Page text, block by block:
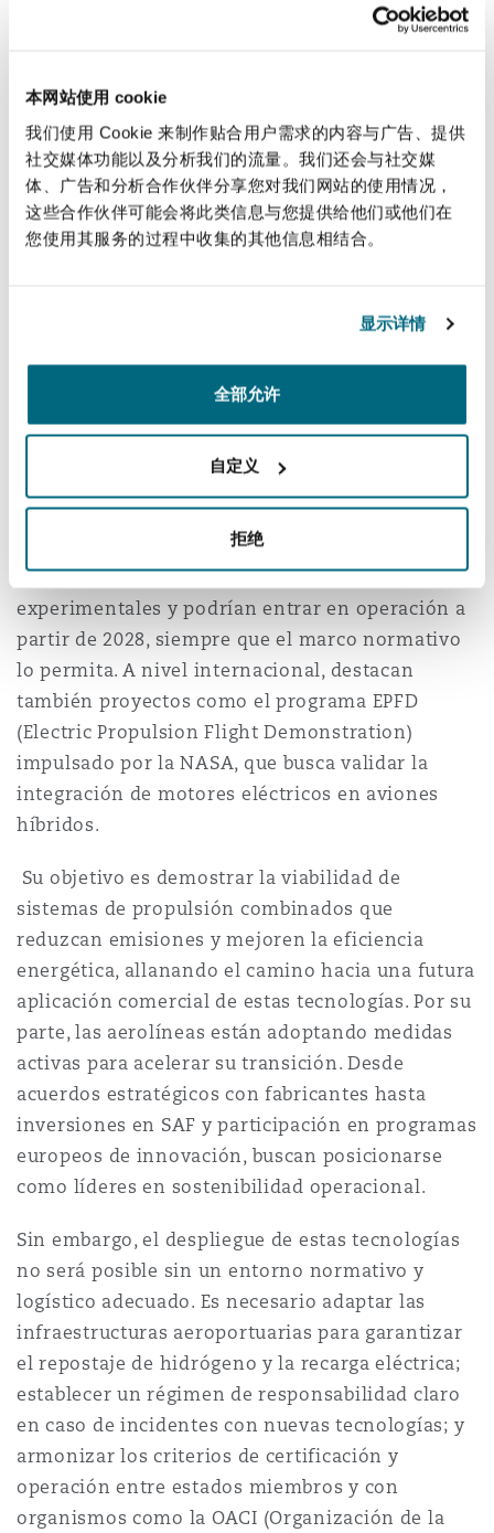
本网站使用 cookie
我们使用 Cookie 来制作贴合用户需求的内容与广告、提供
社交媒体功能以及分析我们的流量。我们还会与社交媒
体、广告和分析合作伙伴分享您对我们网站的使用情况，
这些合作伙伴可能会将此类信息与您提供给他们或他们在
您使用其服务的过程中收集的其他信息相结合。
显示详情
全部允许
自定义
拒绝
En paralelo a la evolución regulatoria, la
industria aeronáutica está impulsando
iniciativas concretas orientadas a la propulsión
por hidrógeno. Algunos fabricantes ya trabajan
en el desarrollo de aeronaves comerciales con
este tipo de tecnología, con el objetivo de
almacenamiento criogénico y arquitectura de
sistemas resultan significativos y servirán de
base para futuras certificaciones.
En el ámbito de la aviación regional, algunas
propulsión híbrida y eléctrica, especialmente
pensados para rutas cortas. Algunas de estas
aeronaves ya han completado vuelos
experimentales y podrían entrar en operación a
partir de 2028, siempre que el marco normativo
lo permita. A nivel internacional, destacan
también proyectos como el programa EPFD
(Electric Propulsion Flight Demonstration)
impulsado por la NASA, que busca validar la
integración de motores eléctricos en aviones
híbridos.
Su objetivo es demostrar la viabilidad de
sistemas de propulsión combinados que
reduzcan emisiones y mejoren la eficiencia
energética, allanando el camino hacia una futura
aplicación comercial de estas tecnologías. Por su
parte, las aerolíneas están adoptando medidas
activas para acelerar su transición. Desde
acuerdos estratégicos con fabricantes hasta
inversiones en SAF y participación en programas
europeos de innovación, buscan posicionarse
como líderes en sostenibilidad operacional.
Sin embargo, el despliegue de estas tecnologías
no será posible sin un entorno normativo y
logístico adecuado. Es necesario adaptar las
infraestructuras aeroportuarias para garantizar
el repostaje de hidrógeno y la recarga eléctrica;
establecer un régimen de responsabilidad claro
en caso de incidentes con nuevas tecnologías; y
armonizar los criterios de certificación y
operación entre estados miembros y con
organismos como la OACI (Organización de la